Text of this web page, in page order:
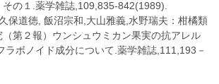
の１.薬学雑誌,109,835-842(1989).
保道徳, 飯沼宗和,大山雅義,水野瑞夫：柑橘類
第２報）ウンシュウミカン果実の抗アレル
ボノイド成分について.薬学雑誌,111,193－